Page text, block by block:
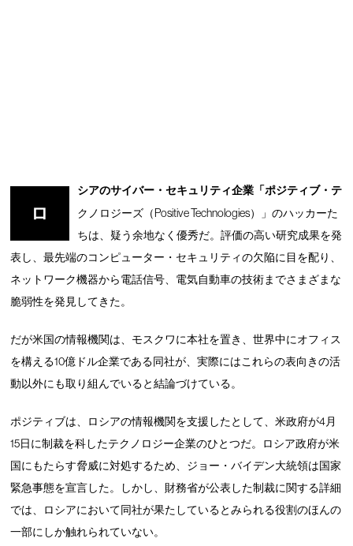
ロ
シアのサイバー・セキュリティ企業「ポジティブ・テ
クノロジーズ（Positive Technologies）」のハッカーた
ちは、疑う余地なく優秀だ。評価の高い研究成果を発
表し、最先端のコンピューター・セキュリティの欠陥に目を配り、
ネットワーク機器から電話信号、電気自動車の技術までさまざまな
脆弱性を発見してきた。
だが米国の情報機関は、モスクワに本社を置き、世界中にオフィス
を構える10億ドル企業である同社が、実際にはこれらの表向きの活
動以外にも取り組んでいると結論づけている。
ポジティブは、ロシアの情報機関を支援したとして、米政府が4月
15日に制裁を科したテクノロジー企業のひとつだ。ロシア政府が米
国にもたらす脅威に対処するため、ジョー・バイデン大統領は国家
緊急事態を宣言した。しかし、財務省が公表した制裁に関する詳細
では、ロシアにおいて同社が果たしているとみられる役割のほんの
一部にしか触れられていない。